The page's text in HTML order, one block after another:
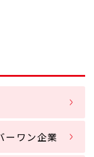
ーワン企業